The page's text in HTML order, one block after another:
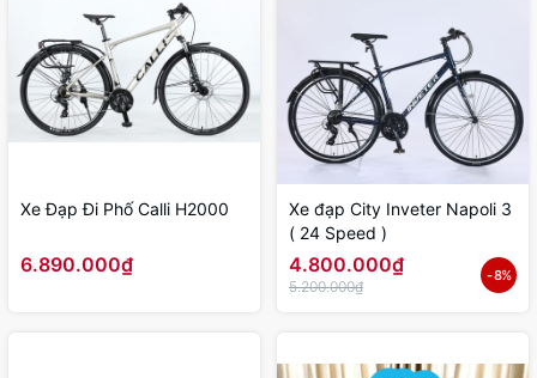
Xe Đạp Đi Phố Calli H2000
6.890.000₫
Xe đạp City Inveter Napoli 3
( 24 Speed )
4.800.000₫
5.200.000₫
- 8%